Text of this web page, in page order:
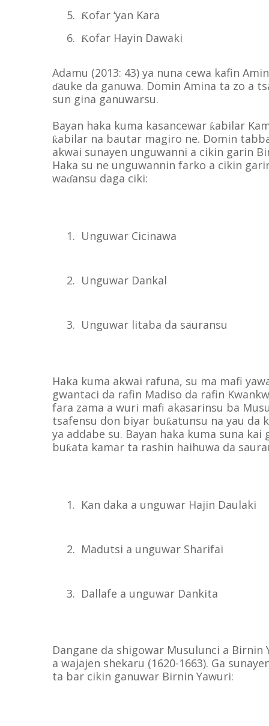
5. Ƙofar ‘yan Kara
6. Ƙofar Hayin Dawaki
Adamu (2013: 43) ya nuna cewa kafin
ɗauke da ganuwa. Domin Amina ta zo a
sun gina ganuwarsu.
Bayan haka kuma kasancewar ƙabilar
ƙabilar na bautar magiro ne. Domin
akwai sunayen unguwanni a cikin garin
Haka su ne unguwannin farko a cikin
waɗansu daga ciki:
1. Unguwar Cicinawa
2. Unguwar Dankal
3. Unguwar litaba da sauransu
Haka kuma akwai rafuna, su ma mafi
gwantaci da rafin Madiso da rafin
fara zama a wuri mafi akasarinsu ba
tsafensu don biyar buƙatunsu na yau da
ya addabe su. Bayan haka kuma suna
buƙata kamar ta rashin haihuwa da
1. Kan daka a unguwar Hajin Daulaki
2. Madutsi a unguwar Sharifai
3. Dallafe a unguwar Dankita
Dangane da shigowar Musulunci a
a wajajen shekaru (1620-1663). Ga
ta bar cikin ganuwar Birnin Yawuri: